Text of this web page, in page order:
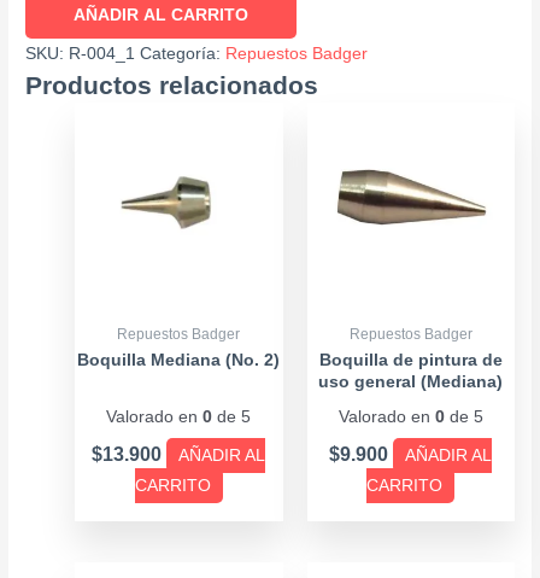
AÑADIR AL CARRITO
SKU: R-004_1 Categoría: Repuestos Badger
Productos relacionados
Repuestos Badger
Boquilla Mediana (No. 2)
Valorado en0 de 5
$13.900
AÑADIR AL
CARRITO
Repuestos Badger
Boquilla de pintura de
uso general (Mediana)
Valorado en 0de 5
$9.900
AÑADIR AL
CARRITO